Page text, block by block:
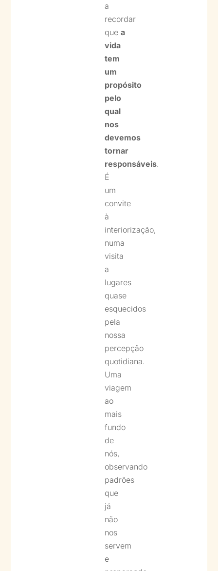
a
recordar
que a
vida
tem
um
propósito
pelo
qual
nos
devemos
tornar
responsáveis.
É
um
convite
à
interiorização,
numa
visita
a
lugares
quase
esquecidos
pela
nossa
percepção
quotidiana.
Uma
viagem
ao
mais
fundo
de
nós,
observando
padrões
que
já
não
nos
servem
e